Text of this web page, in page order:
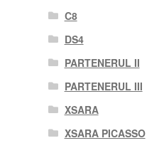
C8
DS4
PARTENERUL II
PARTENERUL III
XSARA
XSARA PICASSO